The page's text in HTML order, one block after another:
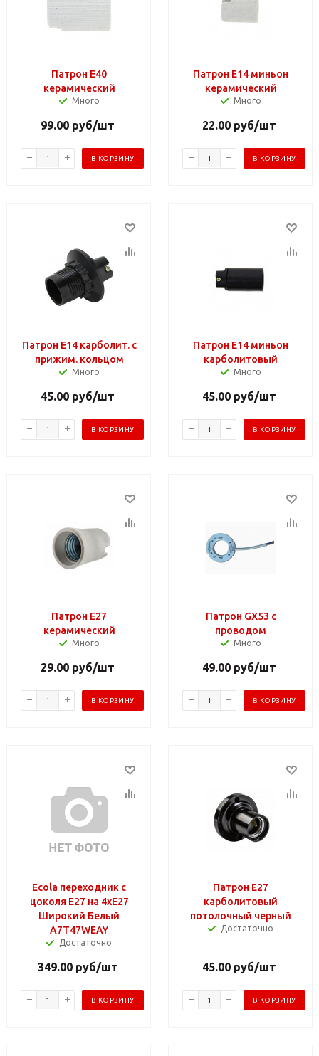
Патрон Е40
керамический
Много
99.00 руб/шт
В КОРЗИНУ
Патрон Е14 миньон
керамический
Много
22.00 руб/шт
В КОРЗИНУ
Патрон Е14 карболит. с
прижим. кольцом
Много
45.00 руб/шт
В КОРЗИНУ
Патрон Е14 миньон
карболитовый
Много
45.00 руб/шт
В КОРЗИНУ
Патрон Е27
керамический
Много
29.00 руб/шт
В КОРЗИНУ
Патрон GX53 с
проводом
Много
49.00 руб/шт
В КОРЗИНУ
Ecola переходник с
цоколя E27 на 4хE27
Широкий Белый
A7T47WEAY
Достаточно
349.00руб/шт
В КОРЗИНУ
Патрон Е27
карболитовый
потолочный черный
Достаточно
45.00 руб/шт
В КОРЗИНУ